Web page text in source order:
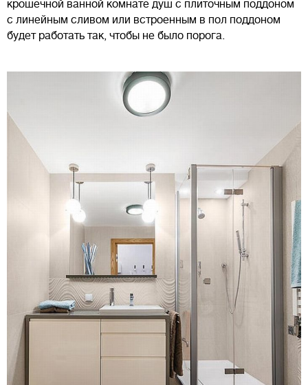
крошечной ванной комнате душ с плиточным поддоном
с линейным сливом или встроенным в пол поддоном
будет работать так, чтобы не было порога.